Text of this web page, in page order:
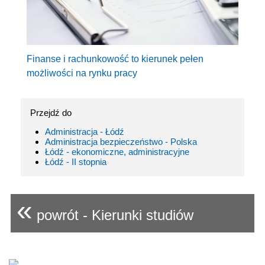
Finanse i rachunkowość to kierunek pełen
możliwości na rynku pracy
Przejdź do
Administracja - Łódź
Administracja bezpieczeństwo - Polska
Łódź - ekonomiczne, administracyjne
Łódź - II stopnia
« powrót - Kierunki studiów